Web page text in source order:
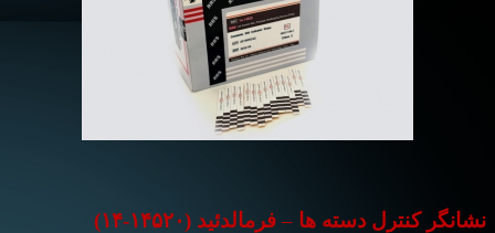
نشانگر کنترل دسته ها – فرمالدئید (۱۴۵۲۰-۱۴)